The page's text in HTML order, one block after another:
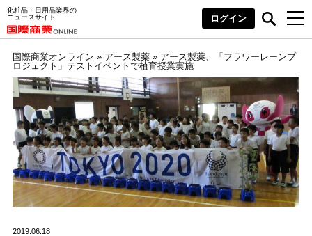
化粧品・日用品業界の
ニュースサイト
ログイン
国際商業オンライン » アース製薬» アース製薬、「フラワーレーンプ
ロジェクト」テストイベントで植育授業実施
2019.06.18